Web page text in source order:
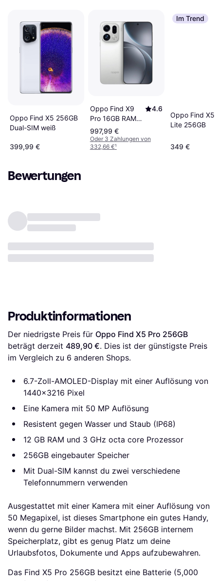
Oppo Find X5 256GB
Dual-SIM weiß
399,99 €
Oppo Find X9
Pro 16GB RAM
512GB Silk White
4.6
997,99 €
Oder 3 Zahlungen von
332,66 €¹
Im Trend
Oppo Find X5
Lite 256GB
349 €
Bewertungen
Produktinformationen
Der niedrigste Preis für Oppo Find X5 Pro 256GB
beträgt derzeit 489,90 €. Dies ist der günstigste Preis
im Vergleich zu 6 anderen Shops.
6.7-Zoll-AMOLED-Display mit einer Auflösung von
1440x3216 Pixel
Eine Kamera mit 50 MP Auflösung
Resistent gegen Wasser und Staub (IP68)
12 GB RAM und 3 GHz octa core Prozessor
256GB eingebauter Speicher
Mit Dual-SIM kannst du zwei verschiedene
Telefonnummern verwenden
Ausgestattet mit einer Kamera mit einer Auflösung von
50 Megapixel, ist dieses Smartphone ein gutes Handy,
wenn du gerne Bilder machst. Mit 256GB internem
Speicherplatz, gibt es genug Platz um deine
Urlaubsfotos, Dokumente und Apps aufzubewahren.
Das Find X5 Pro 256GB besitzt eine Batterie (5,000